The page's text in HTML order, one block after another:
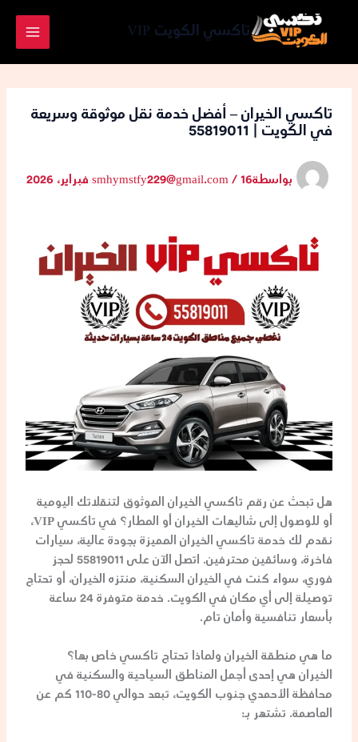
المحتوى
تاكسي الكويت VIP
تاكسي الخيران – أفضل خدمة نقل موثوقة وسريعة
في الكويت | 55819011
بواسطة smhymstfy229@gmail.com/16 فبراير، 2026
هل تبحث عن رقم تاكسي الخيرانالموثوق لتنقلاتك اليومية
أو للوصول إلى شاليهات الخيران أو المطار؟ في تاكسي VIP
،
نقدم لك خدمة تاكسي الخيرانالمميزة بجودة عالية، سيارات
فاخرة، وسائقين محترفين. اتصل الآن على 55819011لحجز
فوري، سواء كنت في الخيران السكنية، منتزه الخيران، أو تحتاج
توصيلة إلى أي مكان في الكويت. خدمة متوفرة24 ساعة
بأسعار تنافسية وأمان تام.
ما هي منطقة الخيران ولماذا تحتاج تاكسي خاص بها؟
الخيرانهي إحدى أجمل المناطق السياحية والسكنية في
محافظة الأحمدي
جنوب الكويت، تبعد حوالي 80-110 كم عن
العاصمة. تشتهر بـ: